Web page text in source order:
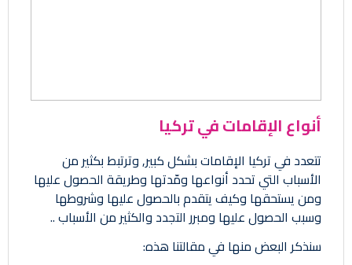
أنواع الإقامات في تركيا
تتعدد في تركيا الإقامات بشكل كبير, وترتبط بكثير من
الأسباب التي تحدد أنواعها ومّدتها وطريقة الحصول عليها
ومن يستحقها وكيف يتقدم بالحصول عليها وشروطها
وسبب الحصول عليها ومبرر التجدد والكثير من الأسباب ..
سنذكر البعض منها في مقالتنا هذه: